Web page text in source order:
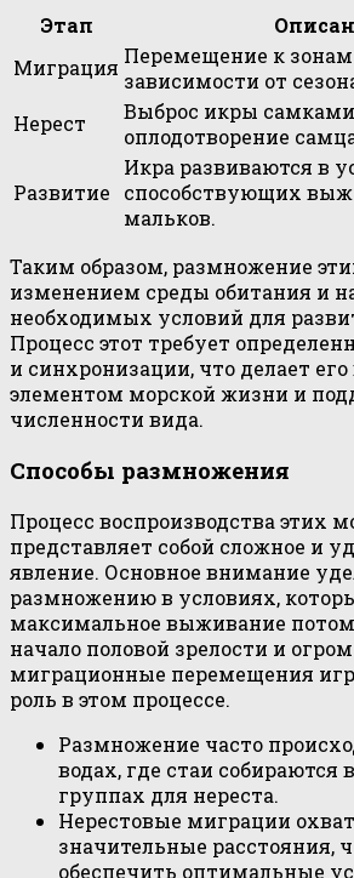
Этап
Миграция Перемещение к зонам
зависимости от
Нерест
Выброс икры
оплодотворение
Развитие
Икра развиваются в
способствующих
мальков.
Таким образом, размножение
изменением среды обитания и
необходимых условий для
Процесс этот требует
и синхронизации, что делает
элементом морской жизни и
численности вида.
Способы размножения
Процесс воспроизводства этих
представляет собой сложное и
явление. Основное внимание
размножению в условиях,
максимальное выживание
начало половой зрелости и
миграционные перемещения
роль в этом процессе.
Размножение часто
водах, где стаи собираются
группах для нереста.
Нерестовые миграции
значительные расстояния,
обеспечить оптимальные